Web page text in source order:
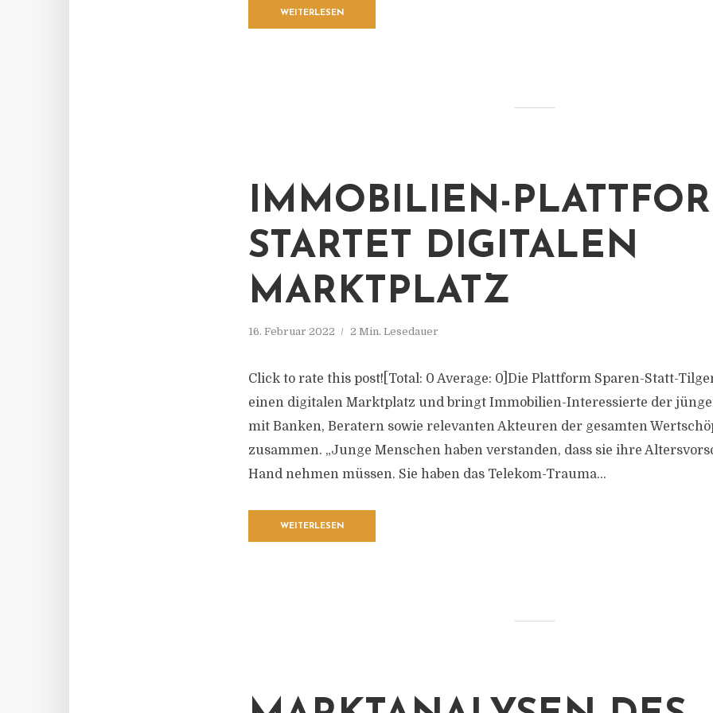
WEITERLESEN
IMMOBILIEN-
STARTET DIGITALEN
MARKTPLATZ
16. Februar 2022 2 Min. Lesedauer
Click to rate this post![Total: 0 Average: 0]Die Plattform Sparen-Statt-
einen digitalen Marktplatz und bringt Immobilien-Interessierte der
mit Banken, Beratern sowie relevanten Akteuren der gesamten
zusammen. „Junge Menschen haben verstanden, dass sie ihre
Hand nehmen müssen. Sie haben das Telekom-Trauma...
WEITERLESEN